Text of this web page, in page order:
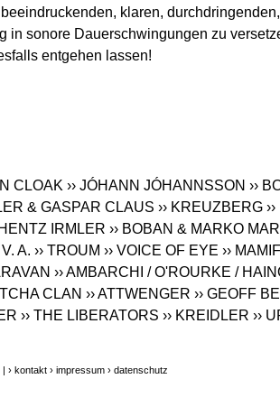
klaren,
in sonore Dauerschwingungen zu
entgehen lassen!
CLOAK ›› JÓHANN JÓHANNSSON ››
& GASPAR CLAUS ›› KREUZBERG
IRMLER ›› BOBAN & MARKO
V. A. ›› TROUM ›› VOICE OF EYE ››
›› AMBARCHI / O'ROURKE /
CLAN ›› ATTWENGER ›› GEOFF
›› THE LIBERATORS ›› KREIDLER ››
› kontakt › impressum › datenschutz